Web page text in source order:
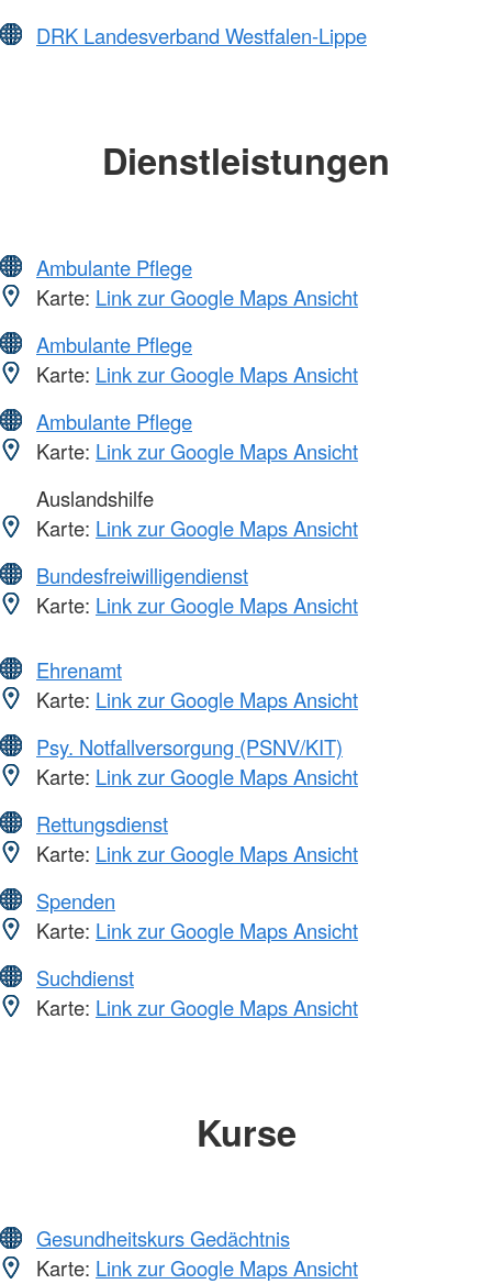
DRK Landesverband Westfalen-Lippe
Dienstleistungen
Ambulante Pflege
Karte: Link zur Google Maps Ansicht
Ambulante Pflege
Karte: Link zur Google Maps Ansicht
Ambulante Pflege
Karte: Link zur Google Maps Ansicht
Auslandshilfe
Karte: Link zur Google Maps Ansicht
Bundesfreiwilligendienst
Karte: Link zur Google Maps Ansicht
Ehrenamt
Karte: Link zur Google Maps Ansicht
Psy. Notfallversorgung (PSNV/KIT)
Karte: Link zur Google Maps Ansicht
Rettungsdienst
Karte: Link zur Google Maps Ansicht
Spenden
Karte: Link zur Google Maps Ansicht
Suchdienst
Karte: Link zur Google Maps Ansicht
Kurse
Gesundheitskurs Gedächtnis
Karte: Link zur Google Maps Ansicht